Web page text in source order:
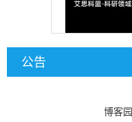
公告
博客园